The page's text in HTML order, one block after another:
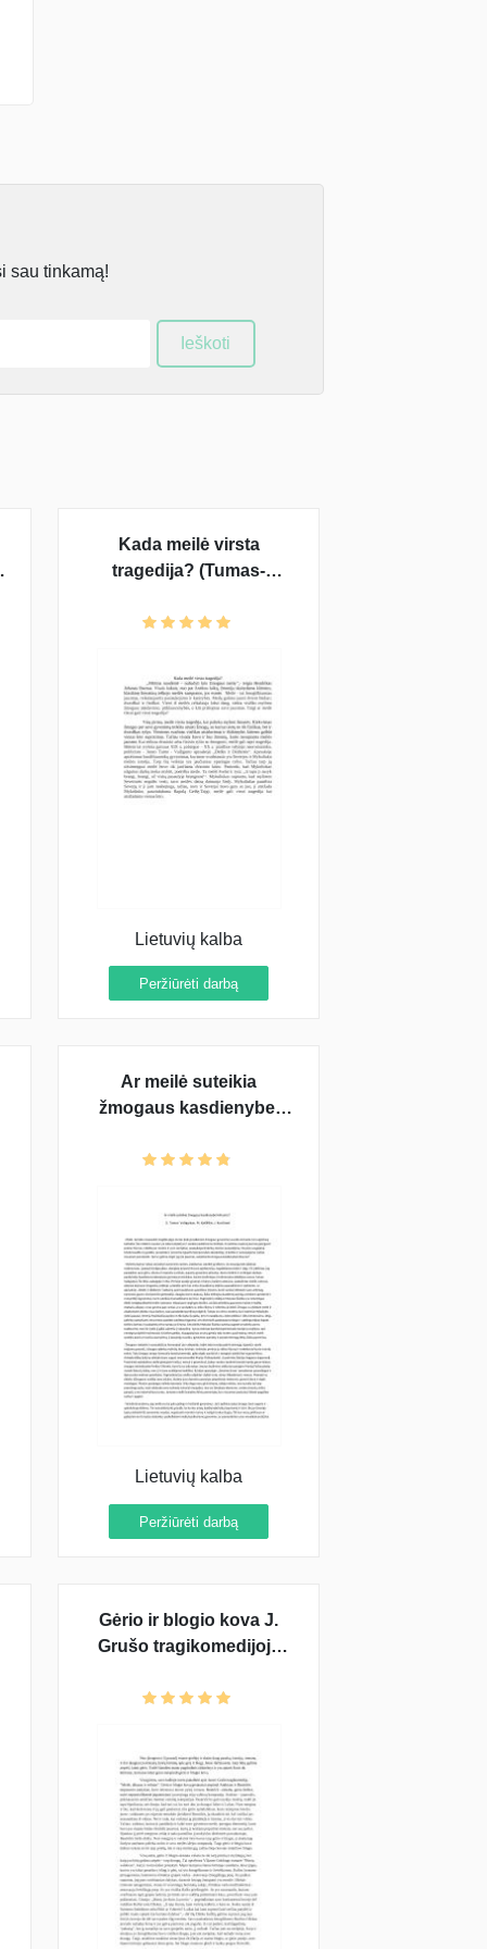
sau tinkamą!
Ieškoti
Kada meilė virsta
tragedija? (Tumas-
Lietuvių kalba
Peržiūrėti darbą
Ar meilė suteikia
žmogaus kasdienybei
Vaižgantas, M. Katiliškis,
Lietuvių kalba
Peržiūrėti darbą
Gėrio ir blogio kova J.
Grušo tragikomedijoje
ir V. Goldingo romane